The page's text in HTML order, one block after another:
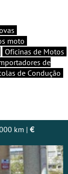
moto
Oficinas de Motos
de
de Condução
km | €